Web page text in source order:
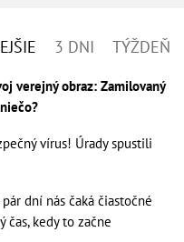
3 DNI TÝŽDEŇ
verejný obraz: Zamilovaný
vírus! Úrady spustili
dní nás čaká čiastočné
čas, kedy to začne